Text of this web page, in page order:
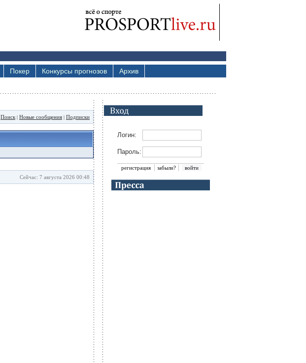
Покер Конкурсы прогнозов Архив
Поиск | Новые сообщения | Подписки
Сейчас: 7 августа 2026 00:48
Логин:
Пароль:
регистрация забыли?